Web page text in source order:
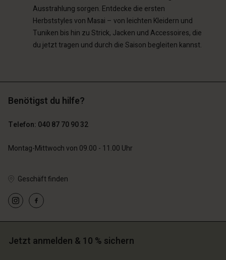
Ausstrahlung sorgen. Entdecke die ersten
Herbststyles von Masai – von leichten Kleidern und
Tuniken bis hin zu Strick, Jacken und Accessoires, die
du jetzt tragen und durch die Saison begleiten kannst.
Benötigst du hilfe?
Telefon: 040 87 70 90 32
Montag-Mittwoch von 09.00 - 11.00 Uhr
Geschäft finden
Jetzt anmelden & 10 % sichern